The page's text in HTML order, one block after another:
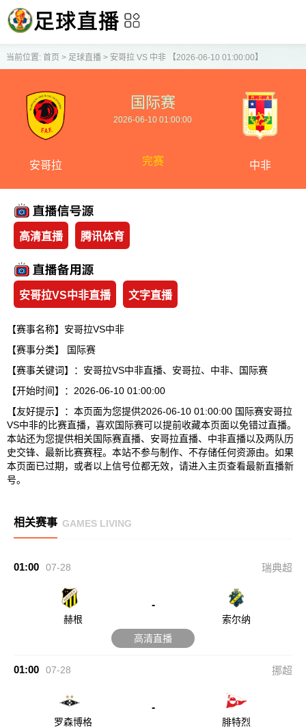
当前位置: 首页 > 足球直播> 安哥拉 VS 中非 【2026-06-10 01:00:00】
安哥拉
国际赛
2026-06-10 01:00:00
完赛 中非
高清直播 腾讯体育
安哥拉VS中非直播 文字直播
【赛事名称】安哥拉VS中非
【赛事分类】
国际赛
【赛事关键词】：安哥拉VS中非直播、安哥拉、中非、国际赛
【开始时间】：2026-06-10 01:00:00
【友好提示】：本页面为您提供2026-06-10 01:00:00 国际赛安哥拉
VS中非的比赛直播，喜欢国际赛可以提前收藏本页面以免错过直播。
本站还为您提供相关国际赛直播、安哥拉直播、中非直播以及两队历
史交锋、最新比赛赛程。本站不参与制作、不存储任何资源由。如果
本页面已过期，或者以上信号位都无效，请进入主页查看最新直播新
号。
相关赛事 GAMES LIVING
01:00 07-28 瑞典超
赫根
-
索尔纳
高清直播
01:00 07-28 挪超
罗森博格
-
腓特烈